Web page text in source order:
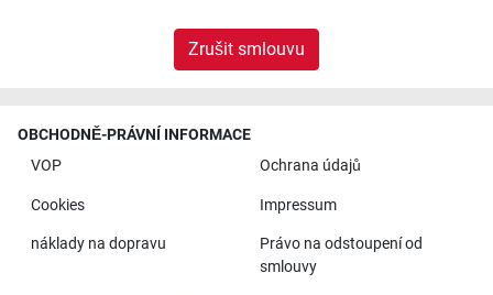
Zrušit smlouvu
OBCHODNĚ-PRÁVNÍ INFORMACE
VOP
Ochrana údajů
Cookies Impressum
náklady na dopravu
Právo na odstoupení od
smlouvy